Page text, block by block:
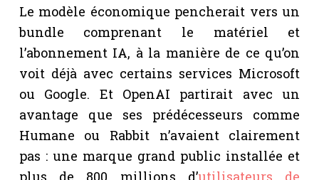
Le modèle économique pencherait vers un
bundle comprenant le matériel et
l’abonnement IA, à la manière de ce qu’on
voit déjà avec certains services Microsoft
ou Google. Et OpenAI partirait avec un
avantage que ses prédécesseurs comme
Humane ou Rabbit n’avaient clairement
pas : une marque grand public installée et
plus de 800 millions d’utilisateurs de